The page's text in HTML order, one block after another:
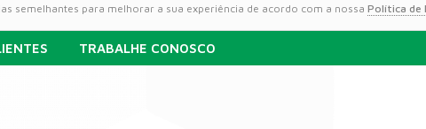
semelhantes para melhorar a sua experiência de acordo com a nossa Política de
TRABALHE CONOSCO